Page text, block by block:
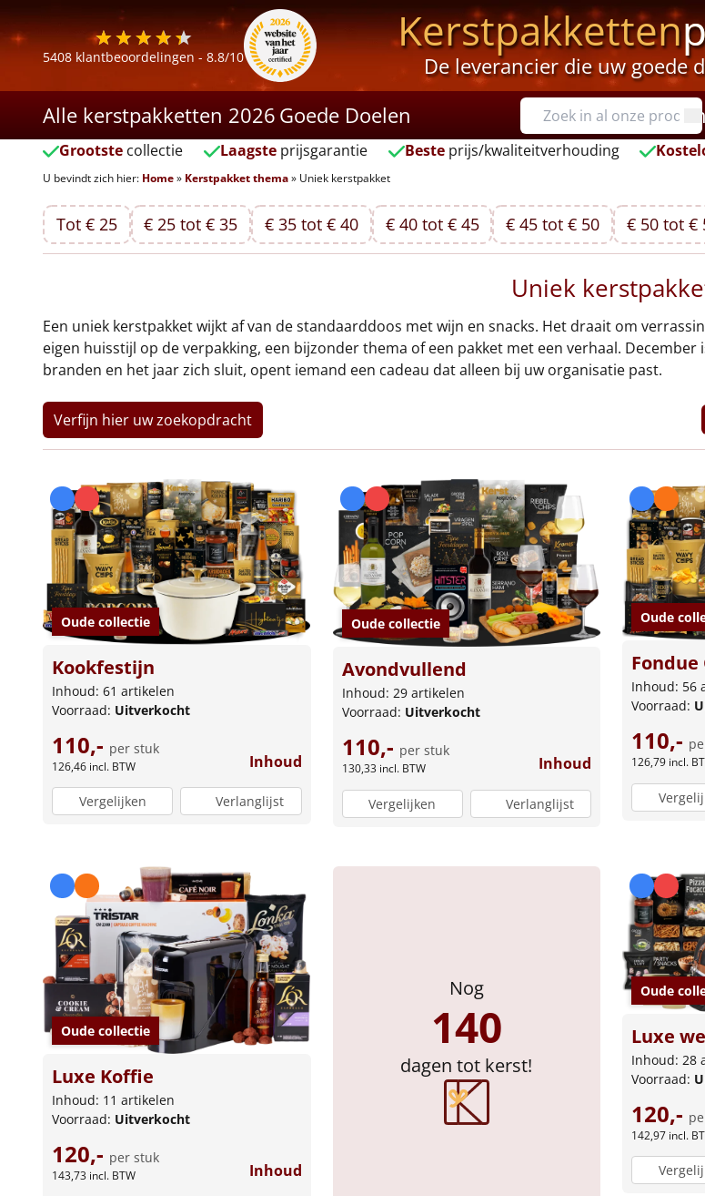
5408 klantbeoordelingen - 8.8/10 Kerstpakketten
De leverancier die uw goede
Alle kerstpakketten 2026 Goede Doelen
Grootste collectie Laagsteprijsgarantie Besteprijs/kwaliteitverhouding
U bevindt zich hier: Home» Kerstpakket thema» Uniek kerstpakket
Tot € 25 € 25 tot € 35 € 35 tot € 40 € 40 tot € 45 € 45 tot € 50 € 50 tot €
Uniek
Een uniek kerstpakket wijkt af van de standaarddoos met wijn en snacks. Het draait om
eigen huisstijl op de verpakking, een bijzonder thema of een pakket met een verhaal.
branden en het jaar zich sluit, opent iemand een cadeau dat alleen bij uw organisatie past.
Verfijn hier uw zoekopdracht
Oude collectie
Kookfestijn
Inhoud: 61 artikelen
Voorraad: Uitverkocht
110,- per stuk
126,46 incl. BTW Inhoud
Vergelijken Verlanglijst
Oude collectie
Avondvullend
Inhoud: 29 artikelen
Voorraad: Uitverkocht
110,- per stuk
130,33 incl. BTW Inhoud
Vergelijken Verlanglijst
Oude
Inhoud: 56
Voorraad:
110,-
126,79 incl.
Oude collectie
Luxe Koffie
Inhoud: 11 artikelen
Voorraad: Uitverkocht
120,- per stuk
143,73 incl. BTW Inhoud
Nog
140
dagen tot kerst!
Oude
Luxe
Inhoud: 28
Voorraad:
120,-
142,97 incl.